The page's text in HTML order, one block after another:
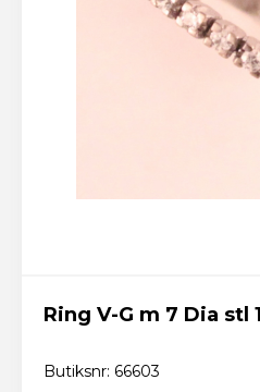
Logga
Glömt lösenordet?
Ring V-G m 7 Dia stl
Butiksnr: 66603